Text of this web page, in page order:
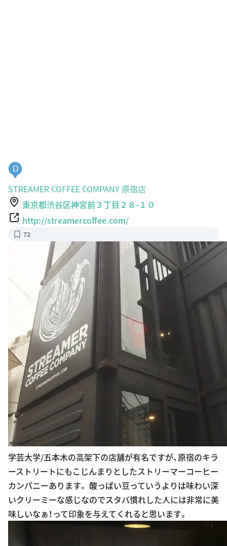
STREAMER COFFEE COMPANY 原宿店
東京都渋谷区神宮前３丁目２８-１０
http://streamercoffee.com/
72
学芸大学/五本木の高架下の店舗が有名ですが、原宿のキラ
ーストリートにもこじんまりとしたストリーマーコーヒー
カンパニーあります。 酸っぱい豆っていうよりは味わい深
いクリーミーな感じなのでスタバ慣れした人には非常に美
味しいなぁ！って印象を与えてくれると思います。